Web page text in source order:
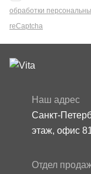
обработки
reCaptcha
Наш адрес
Санкт-
этаж, офис
Отдел